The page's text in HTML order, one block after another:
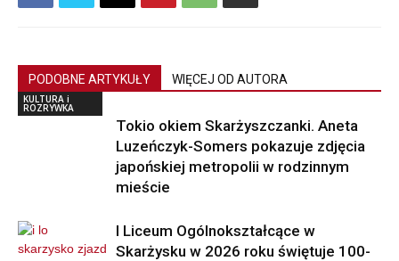
PODOBNE ARTYKUŁY WIĘCEJ OD AUTORA
KULTURA i
ROZRYWKA
Tokio okiem Skarżyszczanki. Aneta
Luzeńczyk-Somers pokazuje zdjęcia
japońskiej metropolii w rodzinnym
mieście
I Liceum Ogólnokształcące w
Skarżysku w 2026 roku świętuje 100-